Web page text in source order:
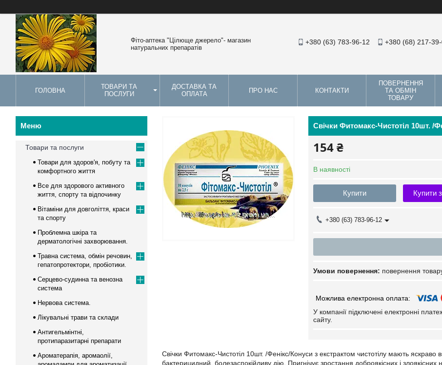
Фіто-аптека "Цілюще джерело"- магазин
натуральних препаратів
+380 (63) 783-96-12 +380 (68) 217-
ГОЛОВНА
ТОВАРИ ТА
ПОСЛУГИ
ДОСТАВКА ТА
ОПЛАТА
ПРО НАС КОНТАКТИ
ПОВЕРНЕННЯ
ТА ОБМІН
ТОВАРУ
Свічки Фитомакс-Чистотіл 10шт. /
154 ₴
В наявності
Купити Купити з
+380 (63) 783-96-12
повернення
У компанії підключені електронні
сайту.
Свічки Фитомакс-Чистотіл 10шт. /Фенікс/Конуси з екстрактом чистотілу мають
бактерицидний, болезаспокійливу дію. Пригнічує зростання доброякісних і
Товари та послуги
Товари для здоров'я, побуту та
комфортного життя
Все для здорового активного
життя, спорту та відпочинку
Вітаміни для довголіття, краси
та спорту
Проблемна шкіра та
дерматологічні захворювання.
Травна система, обмін речовин,
гепатопротектори, пробіотики.
Серцево-судинна та венозна
система
Нервова система.
Лікувальні трави та склади
Антигельмінтні,
протипаразитарні препарати
Ароматерапія, аромаолії,